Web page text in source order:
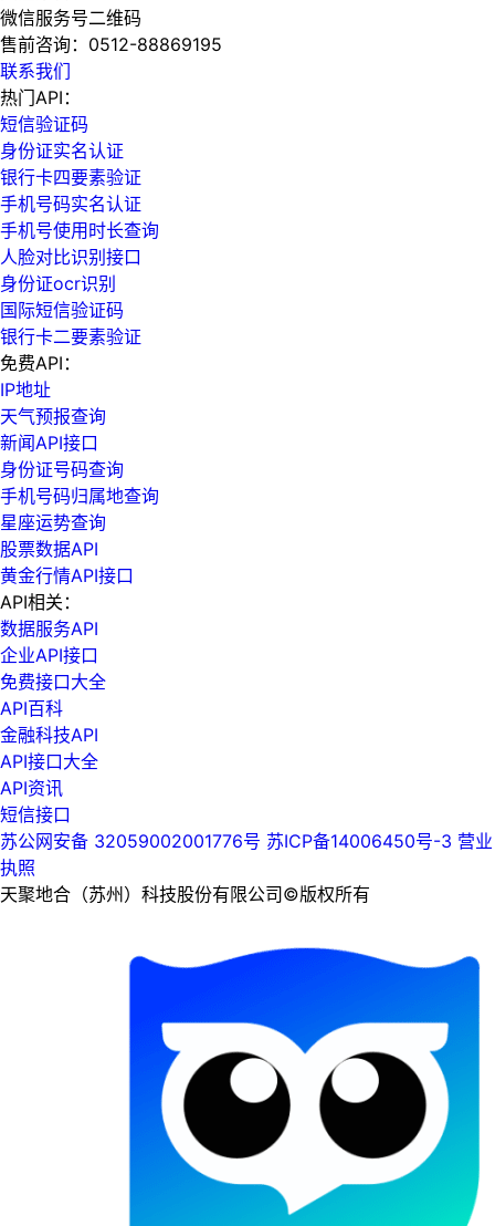
微信服务号二维码
售前咨询： 0512-88869195
联系我们
热门API：
短信验证码
身份证实名认证
银行卡四要素验证
手机号码实名认证
手机号使用时长查询
人脸对比识别接口
身份证ocr识别
国际短信验证码
银行卡二要素验证
免费API：
IP地址
天气预报查询
新闻API接口
身份证号码查询
手机号码归属地查询
星座运势查询
股票数据API
黄金行情API接口
API相关：
数据服务API
企业API接口
免费接口大全
API百科
金融科技API
API接口大全
API资讯
短信接口
苏公网安备 32059002001776号 苏ICP备14006450号-3 营业
执照
天聚地合（苏州）科技股份有限公司©版权所有